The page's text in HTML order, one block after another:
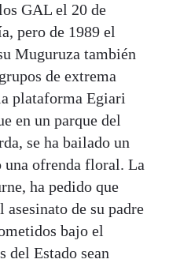
GAL el 20 de
pero de 1989 el
Muguruza también
de extrema
plataforma Egiari
en un parque del
se ha bailado un
una ofrenda floral. La
ha pedido que
asesinato de su padre
bajo el
del Estado sean